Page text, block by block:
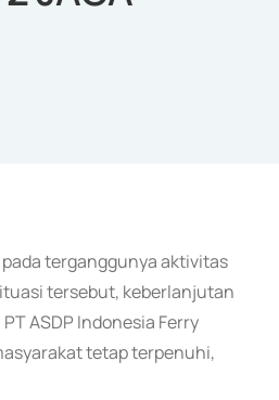
terganggunya aktivitas
tersebut, keberlanjutan
ASDP Indonesia Ferry
tetap terpenuhi,